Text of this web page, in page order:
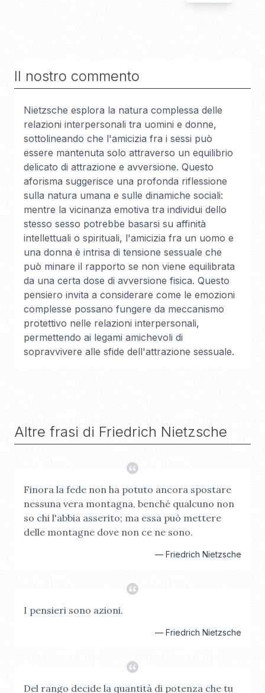
Il nostro commento
Nietzsche esplora la natura complessa delle
relazioni interpersonali tra uomini e donne,
sottolineando che l'amicizia fra i sessi può
essere mantenuta solo attraverso un equilibrio
delicato di attrazione e avversione. Questo
aforisma suggerisce una profonda riflessione
sulla natura umana e sulle dinamiche sociali:
mentre la vicinanza emotiva tra individui dello
stesso sesso potrebbe basarsi su affinità
intellettuali o spirituali, l'amicizia fra un uomo e
una donna è intrisa di tensione sessuale che
può minare il rapporto se non viene equilibrata
da una certa dose di avversione fisica. Questo
pensiero invita a considerare come le emozioni
complesse possano fungere da meccanismo
protettivo nelle relazioni interpersonali,
permettendo ai legami amichevoli di
sopravvivere alle sfide dell'attrazione sessuale.
Altre frasi di Friedrich Nietzsche
Finora la fede non ha potuto ancora spostare
nessuna vera montagna, benché qualcuno non
so chi l'abbia asserito; ma essa può mettere
delle montagne dove non ce ne sono.
— Friedrich Nietzsche
I pensieri sono azioni.
— Friedrich Nietzsche
Del rango decide la quantità di potenza che tu